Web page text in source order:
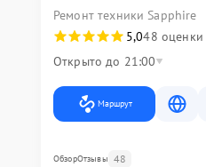
Ремонт техники Sapphire
5,048 оценки
Открыто до 21:00
Маршрут
ОбзорОтзывы 48